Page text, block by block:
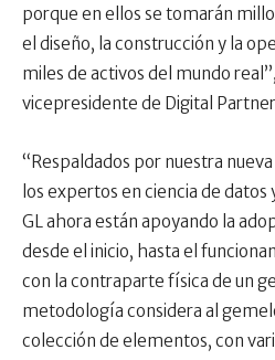
porque en ellos se tomarán
el diseño, la construcción y la
miles de activos del mundo
vicepresidente de Digital
“Respaldados por nuestra
los expertos en ciencia de
GL ahora están apoyando la
desde el inicio, hasta el
con la contraparte física de un
metodología considera al
colección de elementos, con